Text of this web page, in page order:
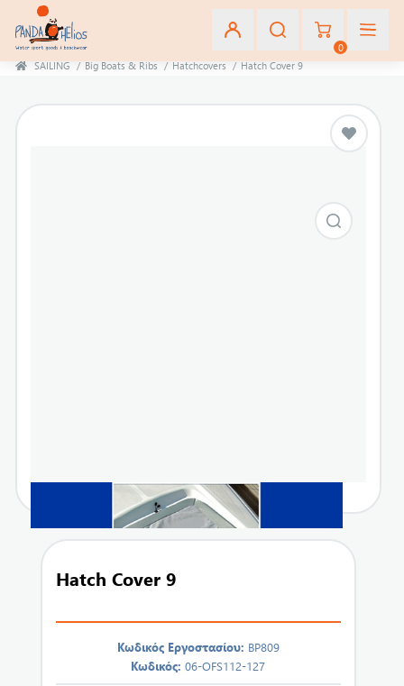
0
SAILING / Big Boats & Ribs / Hatchcovers / Hatch Cover 9
Hatch Cover 9
Κωδικός Εργοστασίου: BP809
Κωδικός: 06-OFS112-127